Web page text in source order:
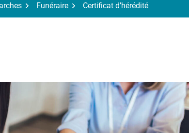
Funéraire Certificat d’hérédité